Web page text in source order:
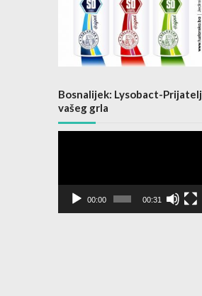
Bosnalijek: Lysobact-Prijatelj
vašeg grla
00:00 00:31